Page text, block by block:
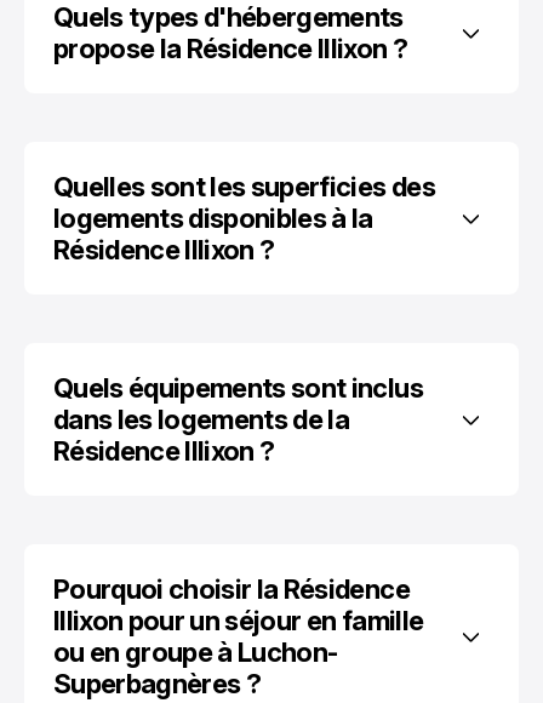
Quels types d'hébergements
propose la Résidence Illixon ?
Quelles sont les superficies des
logements disponibles à la
Résidence Illixon ?
Quels équipements sont inclus
dans les logements de la
Résidence Illixon ?
Pourquoi choisir la Résidence
Illixon pour un séjour en famille
ou en groupe à Luchon-
Superbagnères ?